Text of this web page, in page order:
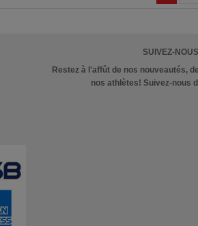
SUIVEZ-
Restez à l'affût de nos nouveautés,
nos athlètes! Suivez-nous